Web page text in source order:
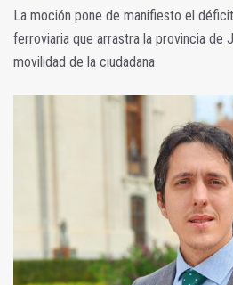
La moción pone de manifiesto el
ferroviaria que arrastra la provincia de
movilidad de la ciudadana